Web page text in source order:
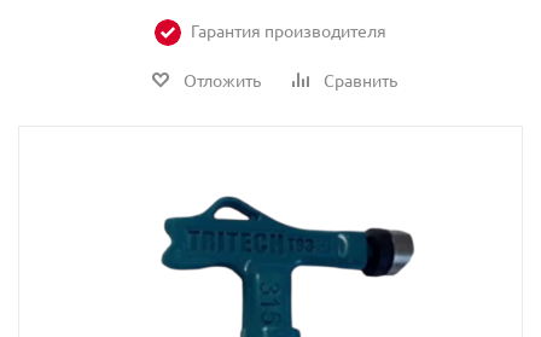
Гарантия производителя
Отложить Сравнить